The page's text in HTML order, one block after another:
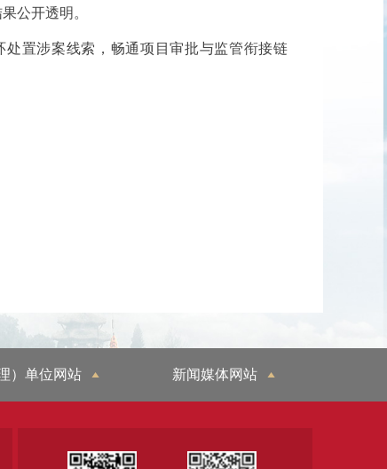
公开透明。
置涉案线索，畅通项目审批与监管衔接链
）单位网站 新闻媒体网站